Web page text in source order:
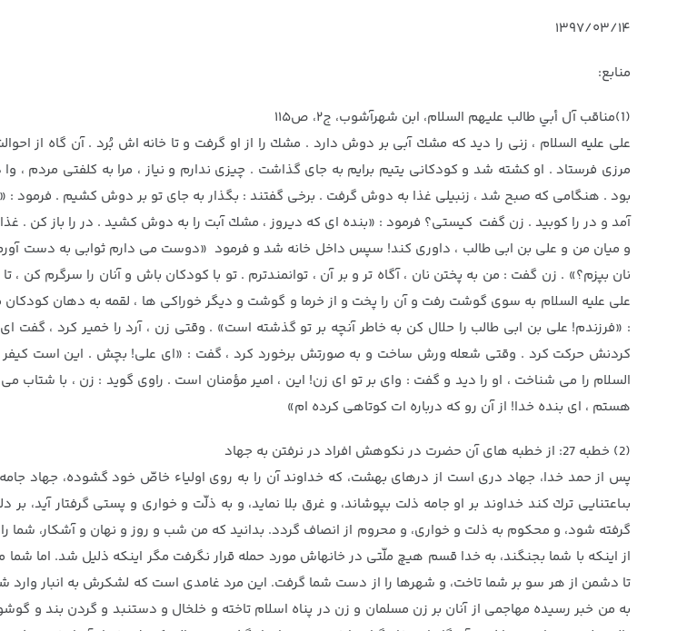
۱۳۹۷/۰۳/۱۴
منابع:
(1)مناقب آل أبي طالب عليهم السلام، ابن شهرآشوب، ج‏۲، ص۱۱۵
على عليه السلام ، زنى را ديد كه مشك آبى بر دوش دارد . مشك را از او گرفت و تا خانه اش بُرد . آن گاه از
مرزى فرستاد . او كشته شد و كودكانى يتيم برايم به جاى گذاشت . چيزى ندارم و نياز ، مرا به كلفتى مردم
بود . هنگامى كه صبح شد ، زنبيلى غذا به دوش گرفت . برخى گفتند : بگذار به جاى تو بر دوش كشيم . فرمود
آمد و در را كوبيد . زن گفت كيستى؟ فرمود : «بنده اى كه ديروز ، مشك آبت را به دوش كشيد . در را باز كن .
و ميان من و على بن ابى طالب ، داورى كند! سپس داخل خانه شد و فرمود «دوست مى دارم ثوابى به دست
نان بپزم؟» . زن گفت : من به پختن نان ، آگاه تر و بر آن ، توانمندترم . تو با كودكان باش و آنان را سرگرم كن
على عليه السلام به سوى گوشت رفت و آن را پخت و از خرما و گوشت و ديگر خوراكى ها ، لقمه به دهان
: «فرزندم! على بن ابى طالب را حلال كن به خاطر آنچه بر تو گذشته است» . وقتى زن ، آرد را خمير كرد ، گفت
كردنش حركت كرد . وقتى شعله ورش ساخت و به صورتش برخورد كرد ، گفت : «اى على! بچش . اين است كيفر
السلام را مى شناخت ، او را ديد و گفت : واى بر تو اى زن! اين ، امير مؤمنان است . راوى گويد : زن ، با
هستم ، اى بنده خدا! از آن رو كه درباره ات كوتاهى كرده ام»
(2) خطبه 27: از خطبه های آن حضرت در نکوهش افراد در نرفتن به جهاد
پس از حمد خدا، جهاد درى است از درهاى بهشت، كه خداوند آن را به روى اولياء خاصّ خود گشوده، جهاد
بى‏اعتنايى ترك كند خداوند بر او جامه ذلت بپوشاند، و غرق بلا نمايد، و به ذلّت و خوارى و پستى گرفتار
گرفته شود، و محكوم به ذلت و خوارى، و محروم از انصاف گردد. بدانيد كه من شب و روز و نهان و آشكار، شما
از اينكه با شما بجنگند، به خدا قسم هيچ ملّتى در خانه‏اش مورد حمله قرار نگرفت مگر اينكه ذليل شد. اما شما
تا دشمن از هر سو بر شما تاخت، و شهرها را از دست شما گرفت. اين مرد غامدى است كه لشكرش به انبار وارد
به من خبر رسيده مهاجمى از آنان بر زن مسلمان و زن در پناه اسلام تاخته و خلخال و دستنبد و گردن بند و